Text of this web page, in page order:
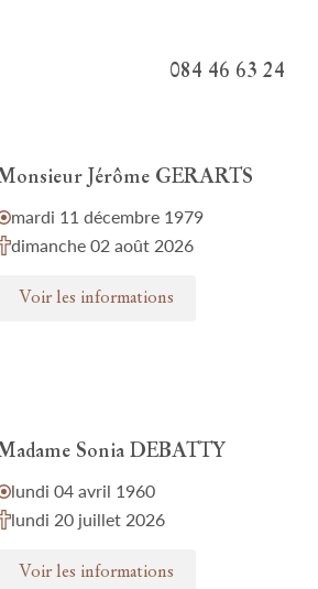
084 46 63 24
Jérôme GERARTS
mardi 11 décembre 1979
dimanche 02 août 2026
Voir les informations
Sonia DEBATTY
lundi 04 avril 1960
lundi 20 juillet 2026
Voir les informations